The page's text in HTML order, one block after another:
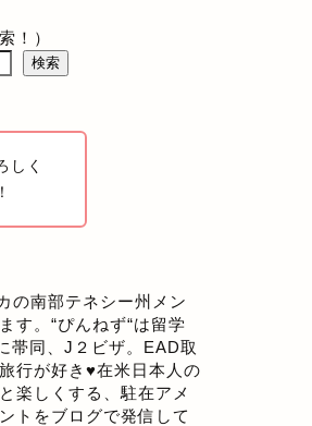
！）
検索
しく
の南部テネシー州メン
す。“ぴんねず“は留学
帯同、J２ビザ。EAD取
行が好き♥在米日本人の
楽しくする、駐在アメ
トをブログで発信して